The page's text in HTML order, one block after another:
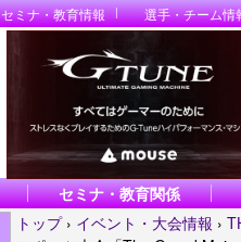
セミナ・教育情報 選手・チーム情
セミナ・教育関係
トップ › イベント・大会情報 ›